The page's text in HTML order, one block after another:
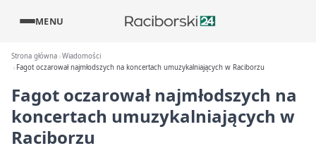
MENU
Strona główna Wiadomości
Fagot oczarował najmłodszych na koncertach umuzykalniających w Raciborzu
Fagot oczarował najmłodszych na
koncertach umuzykalniających w
Raciborzu